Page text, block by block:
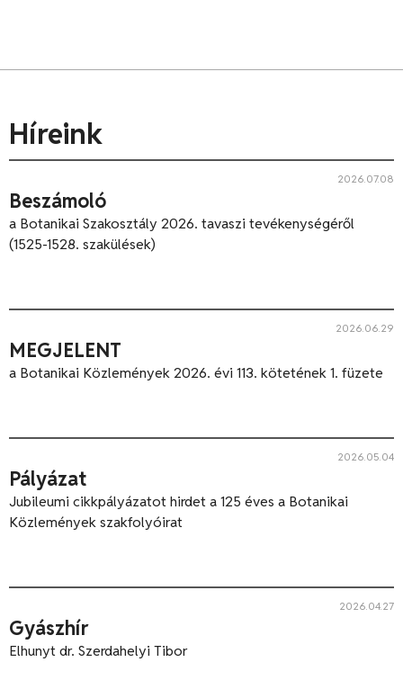
Híreink
Beszámoló
2026.07.08
a Botanikai Szakosztály 2026. tavaszi tevékenységéről
(1525-1528. szakülések)
MEGJELENT
2026.06.29
a Botanikai Közlemények 2026. évi 113. kötetének 1. füzete
Pályázat
2026.05.04
Jubileumi cikkpályázatot hirdet a 125 éves a Botanikai
Közlemények szakfolyóirat
Gyászhír
2026.04.27
Elhunyt dr. Szerdahelyi Tibor